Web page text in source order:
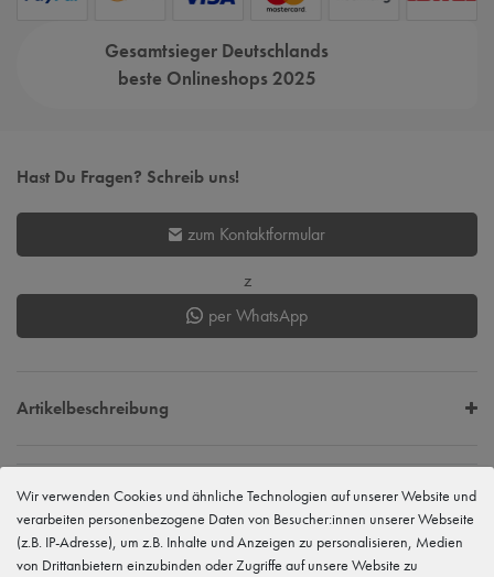
Gesamtsieger Deutschlands
beste Onlineshops 2025
Hast Du Fragen? Schreib uns!
zum Kontaktformular
z
per WhatsApp
Artikelbeschreibung
EU Verantwortlicher
Gewerbeparkring 2, 15299 Müllrose, Deutschland
service@tanzmuster.de
033606-779250
Wir verwenden Cookies und ähnliche Technologien auf unserer Website und
verarbeiten personenbezogene Daten von Besucher:innen unserer Webseite
(z.B. IP-Adresse), um z.B. Inhalte und Anzeigen zu personalisieren, Medien
von Drittanbietern einzubinden oder Zugriffe auf unsere Website zu